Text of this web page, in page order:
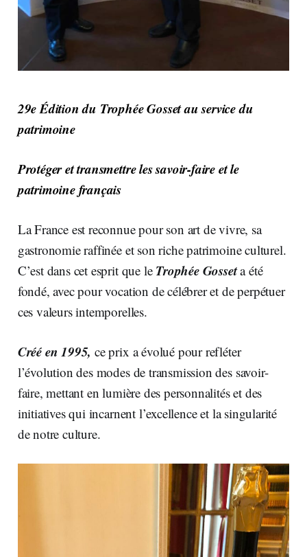
29e Édition du Trophée Gosset au service du
patrimoine
Protéger et transmettre les savoir-faire et le
patrimoine français
La France est reconnue pour son art de vivre, sa
gastronomie raffinée et son riche patrimoine culturel.
C’est dans cet esprit que le Trophée Gosseta été
fondé, avec pour vocation de célébrer et de perpétuer
ces valeurs intemporelles.
Créé en 1995, ce prix a évolué pour refléter
l’évolution des modes de transmission des savoir-
faire, mettant en lumière des personnalités et des
initiatives qui incarnent l’excellence et la singularité
de notre culture.